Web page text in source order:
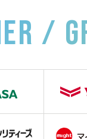
/